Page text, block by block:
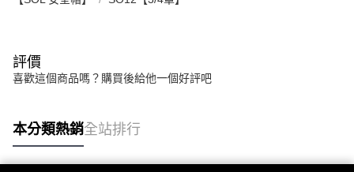
評價
喜歡這個商品嗎？購買後給他一個好評吧
本分類熱銷全站排行